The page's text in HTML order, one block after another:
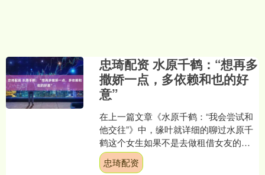
忠琦配资 水原千鹤：“想再多
撒娇一点，多依赖和也的好
意”
在上一篇文章《水原千鹤：“我会尝试和
他交往”》中，缘叶就详细的聊过水原千
鹤这个女生如果不是去做租借女友的
话，那么她的一言一行确实是好女生。
再加上本身较好的容貌和....
忠琦配资